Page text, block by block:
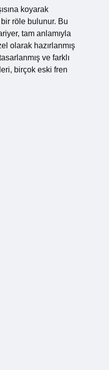
koyarak
röle bulunur. Bu
tam anlamıyla
olarak hazırlanmış
ve farklı
birçok eski fren